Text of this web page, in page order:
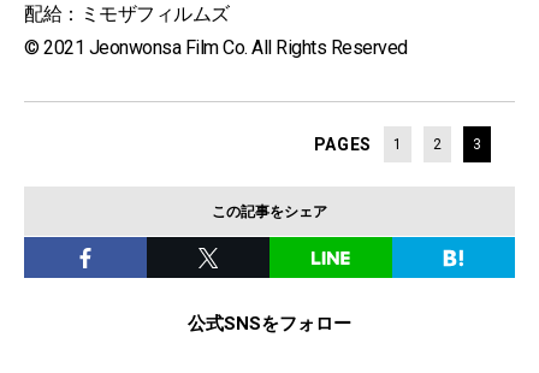
配給：ミモザフィルムズ
© 2021 Jeonwonsa Film Co. All Rights Reserved
PAGES 1 2 3
この記事をシェア
公式SNSをフォロー